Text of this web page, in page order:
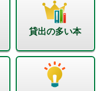
貸出の多い本